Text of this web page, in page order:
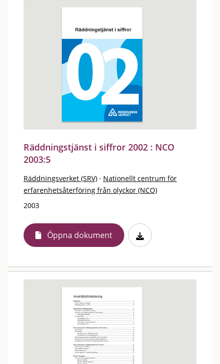
Räddningstjänst i siffror 2002 : NCO
2003:5
Räddningsverket (SRV) · Nationellt centrum för
erfarenhetsåterföring från olyckor (NCO)
2003
Öppna dokument